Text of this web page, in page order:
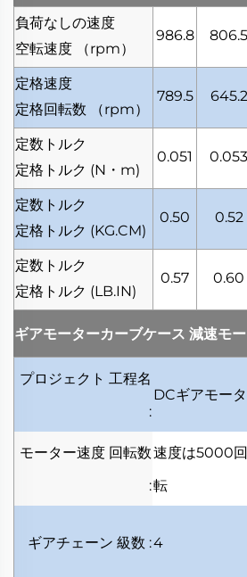
負荷なしの速度
空転速度
（rpm）
986.8 806.5
定格速度
定格回転数
（rpm）
789.5 645.2
定数トルク
定格トルク (N・m)
0.051 0.053
定数トルク
定格トルク (KG.CM)
0.50 0.52
定数トルク
定格トルク (LB.IN)
0.57 0.60
ギアモーターカーブケース 減速モ
プロジェクト 工程名
:
DCギアモー
モーター速度 回転数
:
速度は5000回
転
ギアチェーン 級数 :4